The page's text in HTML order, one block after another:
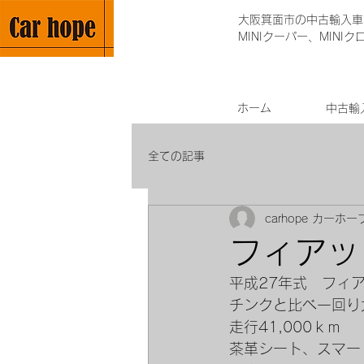
大阪箕面市の中古輸入
MINIクーパー、MINIク
ホーム 中古輸
全ての記事
フィア
carhope カーホー
平成27年式　フィ
チンクと比べ一回
走行41,000ｋｍ
茶革シート、スマ